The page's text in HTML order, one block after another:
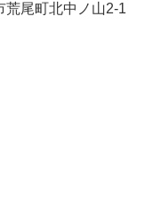
荒尾町北中ノ山2-1